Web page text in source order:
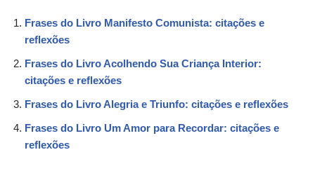
Frases do Livro Manifesto Comunista: citações e
reflexões
Frases do Livro Acolhendo Sua Criança Interior:
citações e reflexões
Frases do Livro Alegria e Triunfo: citações e reflexões
Frases do Livro Um Amor para Recordar: citações e
reflexões